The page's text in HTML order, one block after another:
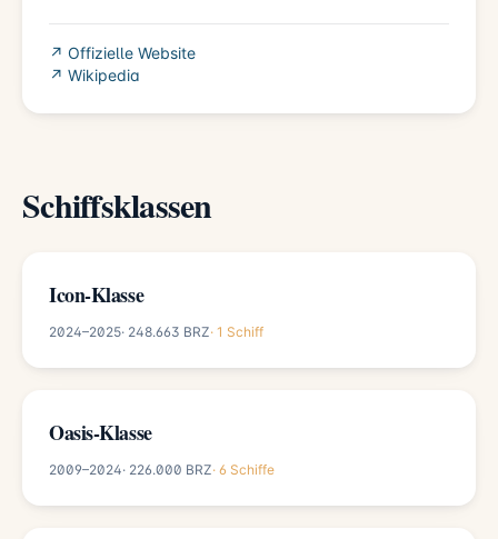
↗ Offizielle Website
↗ Wikipedia
Schiffsklassen
Icon-Klasse
2024–2025· 248.663 BRZ· 1 Schiff
Oasis-Klasse
2009–2024· 226.000 BRZ· 6 Schiffe